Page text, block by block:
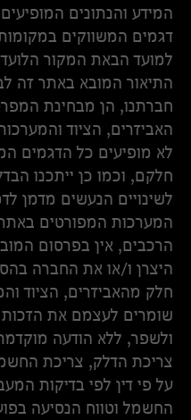
המידע והנתונים
דגמים המשווקים
למועד הבאת המקור
התיאור המובא באתר זה
חברתנו, הן מבחינת
האביזרים, הציוד
לא מופיעים כל הדגמים
חלקם, וכמו כן ייתכנו
לשינויים הנעשים מדמן
המערכות המפורטים
הרכבים, אין בפרסום
היצרן ו/או את החברה
חלק מהאביזרים, הציוד
שומרים לעצמם את
ולשפר, ללא הודעה
צריכת הדלק, צריכת
על פי דין לפי בדיקות
החשמל וטווח הנסיעה